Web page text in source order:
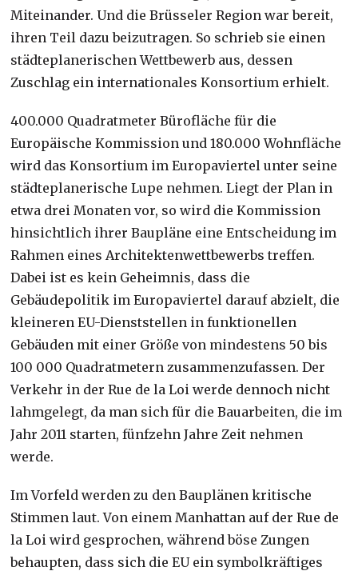
Miteinander. Und die Brüsseler Region war bereit,
ihren Teil dazu beizutragen. So schrieb sie einen
städteplanerischen Wettbewerb aus, dessen
Zuschlag ein internationales Konsortium erhielt.
400.000 Quadratmeter Bürofläche für die
Europäische Kommission und 180.000 Wohnfläche
wird das Konsortium im Europaviertel unter seine
städteplanerische Lupe nehmen. Liegt der Plan in
etwa drei Monaten vor, so wird die Kommission
hinsichtlich ihrer Baupläne eine Entscheidung im
Rahmen eines Architektenwettbewerbs treffen.
Dabei ist es kein Geheimnis, dass die
Gebäudepolitik im Europaviertel darauf abzielt, die
kleineren EU-Dienststellen in funktionellen
Gebäuden mit einer Größe von mindestens 50 bis
100 000 Quadratmetern zusammenzufassen. Der
Verkehr in der Rue de la Loi werde dennoch nicht
lahmgelegt, da man sich für die Bauarbeiten, die im
Jahr 2011 starten, fünfzehn Jahre Zeit nehmen
werde.
Im Vorfeld werden zu den Bauplänen kritische
Stimmen laut. Von einem Manhattan auf der Rue de
la Loi wird gesprochen, während böse Zungen
behaupten, dass sich die EU ein symbolkräftiges